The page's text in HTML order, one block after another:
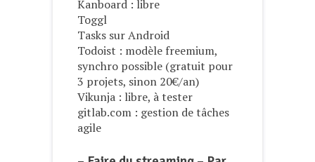
Kanboard : libre
Toggl
Tasks sur Android
Todoist : modèle freemium,
synchro possible (gratuit pour
3 projets, sinon 20€/an)
Vikunja : libre, à tester
gitlab.com : gestion de tâches
agile